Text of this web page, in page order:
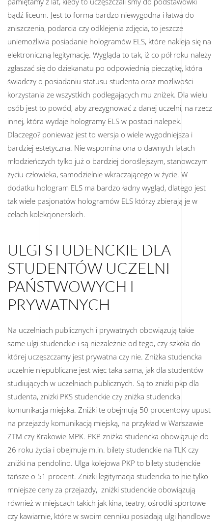
bądź liceum. Jest to forma bardzo niewygodna i łatwa do
zniszczenia, podarcia czy odklejenia zdjęcia, to jeszcze
uniemożliwia posiadanie hologramów ELS, które nakleja się na
elektroniczną legitymację. Wygląda to tak, iż co pół roku należy
zgłaszać się do dziekanatu po odpowiednią pieczątkę, która
świadczy o posiadaniu statusu studenta oraz możliwości
korzystania ze wszystkich podlegających mu zniżek. Dla wielu
osób jest to powód, aby zrezygnować z danej uczelni, na rzecz
innej, która wydaje hologramy ELS w postaci nalepek.
Dlaczego? ponieważ jest to wersja o wiele wygodniejsza i
bardziej estetyczna. Nie wspomina ona o dawnych latach
młodzieńczych tylko już o bardziej doroślejszym, stanowczym
życiu człowieka, samodzielnie wkraczającego w życie. W
dodatku hologram ELS ma bardzo ładny wygląd, dlatego jest
tak wiele pasjonatów hologramów ELS którzy zbierają je w
celach kolekcjonerskich.
ULGI STUDENCKIE DLA
STUDENTÓW UCZELNI
PAŃSTWOWYCH I
PRYWATNYCH
Na uczelniach publicznych i prywatnych obowiązują takie
same ulgi studenckie i są niezależnie od tego, czy szkoła do
której uczęszczamy jest prywatna czy nie. Zniżka studencka
uczelnie niepubliczne jest więc taka sama, jak dla studentów
studiujących w uczelniach publicznych. Są to zniżki pkp dla
studenta, znizki PKS studenckie czy zniżka studencka
komunikacja miejska. Zniżki te obejmują 50 procentowy upust
na przejazdy komunikacją miejską, na przykład w Warszawie
ZTM czy Krakowie MPK. PKP zniżka studencka obowiązuje do
26 roku życia i obejmuje m.in. bilety studenckie na TLK czy
zniżki na pendolino. Ulga kolejowa PKP to bilety studenckie
tańsze o 51 procent. Zniżki legitymacja studencka to nie tylko
mniejsze ceny za przejazdy, zniżki studenckie obowiązują
również w miejscach takich jak kina, teatry, ośrodki sportowe
czy kawiarnie, które w swoim cenniku posiadają ulgi handlowe